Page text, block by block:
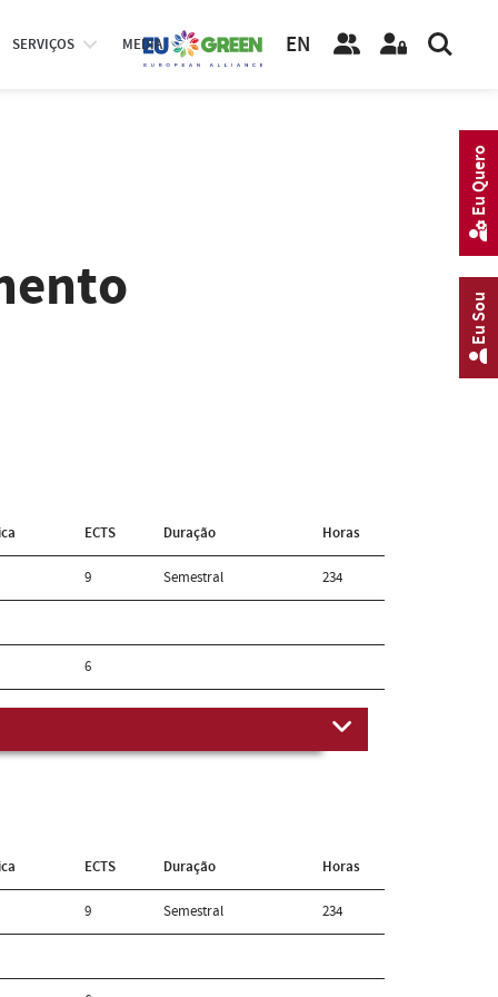
SERVIÇOS MEDIA EN
ECTS Duração Horas
9 Semestral 234
6
ECTS Duração Horas
9 Semestral 234
Eu Sou
Eu Quero